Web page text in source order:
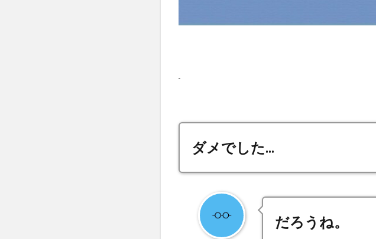
ダメでした...
だろうね。